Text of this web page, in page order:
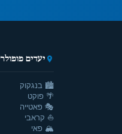
יעדים
🏙️ בנגקוק
🌴 פוקט
🎭 פאטייה
⛵ קראבי
🏔️ פאי